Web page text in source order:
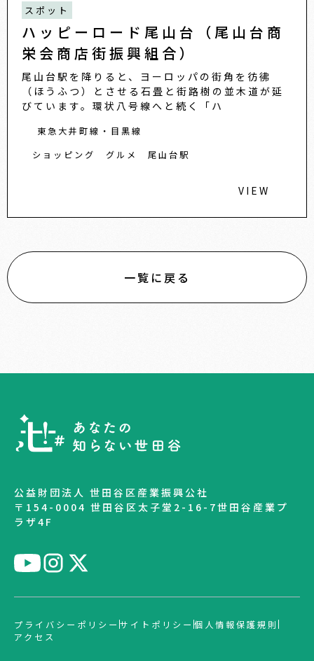
スポット
ハッピーロード尾山台（尾山台商
栄会商店街振興組合）
尾山台駅を降りると、ヨーロッパの街角を彷彿
（ほうふつ）とさせる石畳と街路樹の並木道が延
びています。環状八号線へと続く「ハ
東急大井町線・目黒線
ショッピング
グルメ 尾山台駅
VIEW
一覧に戻る
公益財団法人 世田谷区産業振興公社
〒154-0004 世田谷区太子堂2-16-7世田谷産業プ
ラザ4F
プライバシーポリシー サイトポリシー 個人情報保護規則
アクセス